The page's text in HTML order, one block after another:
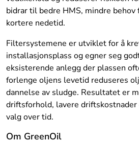
bidrar til bedre HMS, mindre behov
kortere nedetid.
Filtersystemene er utviklet for å
installasjonsplass og egner seg
eksisterende anlegg der plassen
forlenge oljens levetid reduseres
dannelse av sludge. Resultatet er
driftsforhold, lavere
valg over tid.
Om GreenOil